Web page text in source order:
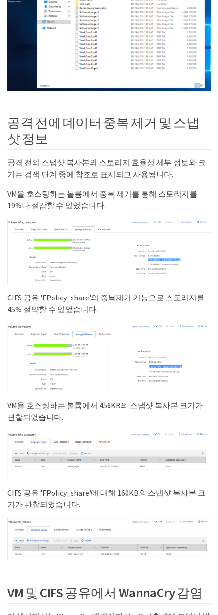
공격 전에 데이터 중복 제거 및 스냅
샷 정보
공격 전의 스냅샷 복사본의 스토리지 효율성 세부 정보와 크
기는 검색 단계 중에 참조로 표시되고 사용됩니다.
VM을 호스팅하는 볼륨에서 중복 제거를 통해 스토리지를
19%나 절감할 수 있었습니다.
CIFS 공유 'FPolicy_share'의 중복제거 기능으로 스토리지를
45% 절약할 수 있었습니다.
VM을 호스팅하는 볼륨에서 456KB의 스냅샷 복사본 크기가
관찰되었습니다.
CIFS 공유 'FPolicy_share'에 대해 160KB의 스냅샷 복사본 크
기가 관찰되었습니다.
VM 및 CIFS 공유에서 WannaCry 감염